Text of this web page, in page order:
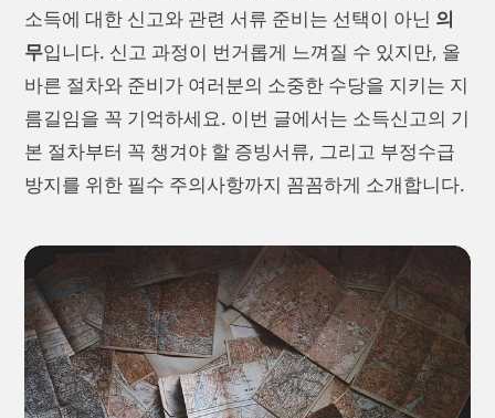
소득에 대한 신고와 관련 서류 준비는 선택이 아닌 의
무입니다. 신고 과정이 번거롭게 느껴질 수 있지만, 올
바른 절차와 준비가 여러분의 소중한 수당을 지키는 지
름길임을 꼭 기억하세요. 이번 글에서는 소득신고의 기
본 절차부터 꼭 챙겨야 할 증빙서류, 그리고 부정수급
방지를 위한 필수 주의사항까지 꼼꼼하게 소개합니다.